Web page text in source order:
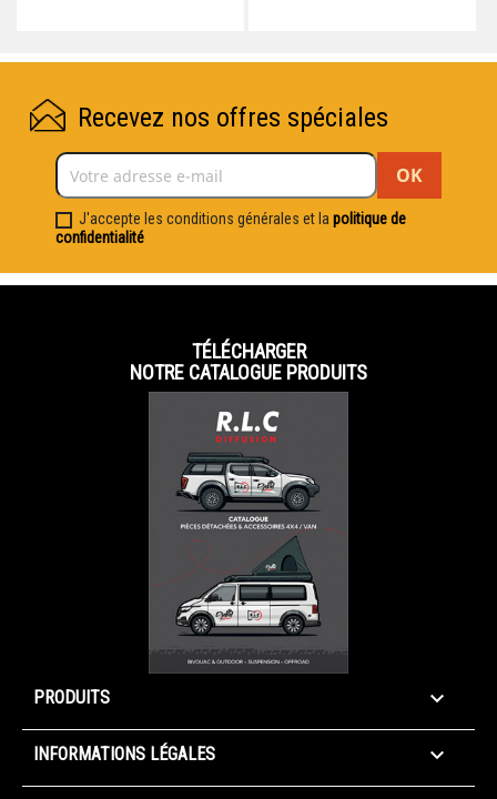
Recevez nos offres spéciales
J'accepte les conditions générales et la politique de
confidentialité
TÉLÉCHARGER
NOTRE CATALOGUE PRODUITS
PRODUITS 
INFORMATIONS LÉGALES 